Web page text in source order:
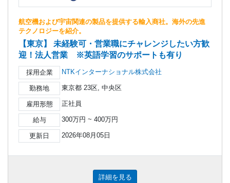
航空機および宇宙関連の製品を提供する輸入商社。海外の先進
テクノロジーを紹介。
【東京】 未経験可・営業職にチャレンジしたい方歓
迎！法人営業 ※英語学習のサポートも有り
採用企業 NTKインターナショナル株式会社
勤務地 東京都 23区, 中央区
雇用形態 正社員
給与 300万円 ~ 400万円
更新日 2026年08月05日
詳細を見る